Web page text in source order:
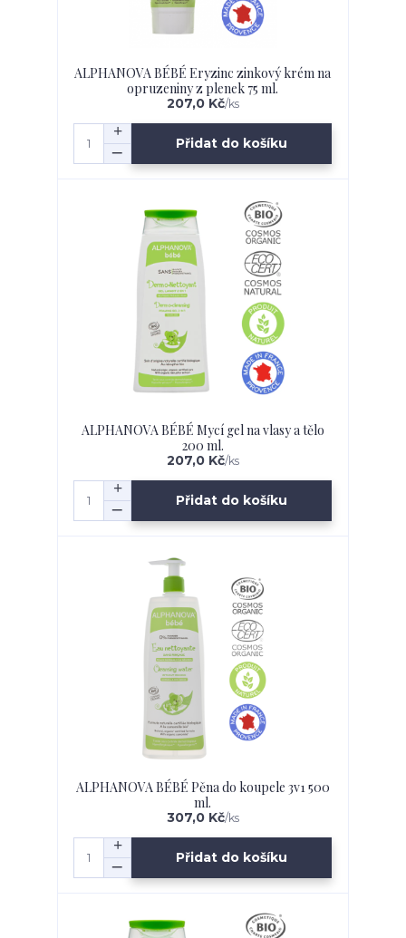
ALPHANOVA BÉBÉ Eryzinc zinkový krém na
opruzeniny z plenek 75 ml.
207,0 Kč/ks
Přidat do košíku
ALPHANOVA BÉBÉ Mycí gel na vlasy a tělo
200 ml.
207,0 Kč/ks
Přidat do košíku
ALPHANOVA BÉBÉ Pěna do koupele 3v1 500
ml.
307,0 Kč/ks
Přidat do košíku